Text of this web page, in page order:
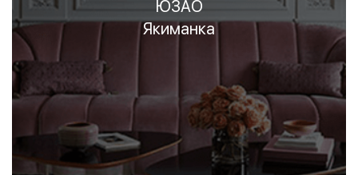
Замосквореье
ЗАО
Патриаршие пруды
Пресненский
САО
СВАО
СЗАО